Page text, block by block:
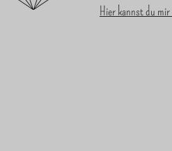
Hier kannst du